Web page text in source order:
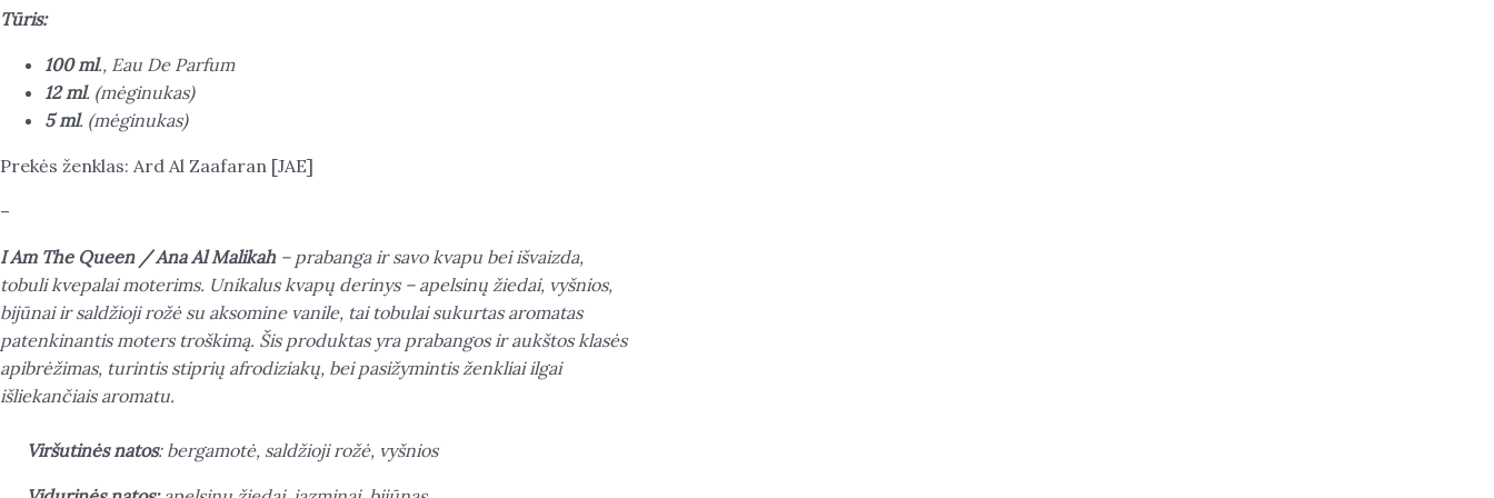
Tūris:
100 ml., Eau De Parfum
12 ml. (mėginukas)
5 ml. (mėginukas)
Prekės ženklas: Ard Al Zaafaran [JAE]
–
I Am The Queen / Ana Al Malikah– prabanga ir savo kvapu bei išvaizda,
tobuli kvepalai moterims. Unikalus kvapų derinys – apelsinų žiedai, vyšnios,
bijūnai ir saldžioji rožė su aksomine vanile, tai tobulai sukurtas aromatas
patenkinantis moters troškimą. Šis produktas yra prabangos ir aukštos klasės
apibrėžimas, turintis stiprių afrodiziakų, bei pasižymintis ženkliai ilgai
išliekančiais aromatu.
Viršutinės natos: bergamotė, saldžioji rožė, vyšnios